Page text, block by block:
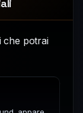
che potrai